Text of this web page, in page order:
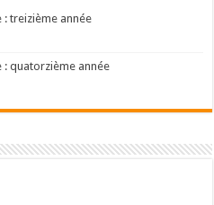
treizième année
quatorzième année